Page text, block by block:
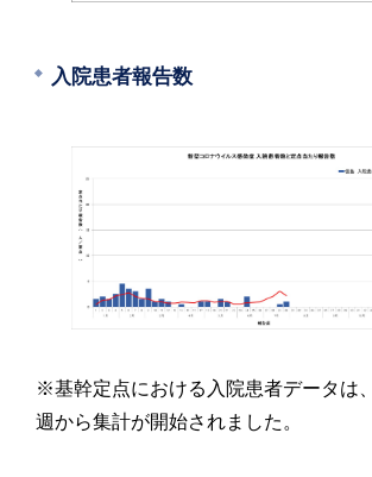
入院患者報告数
※基幹定点における入院患者データは
週から集計が開始されました。